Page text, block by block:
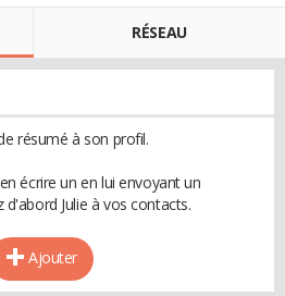
RÉSEAU
résumé à son profil.
écrire un en lui envoyant un
Julie à vos contacts.
Ajouter